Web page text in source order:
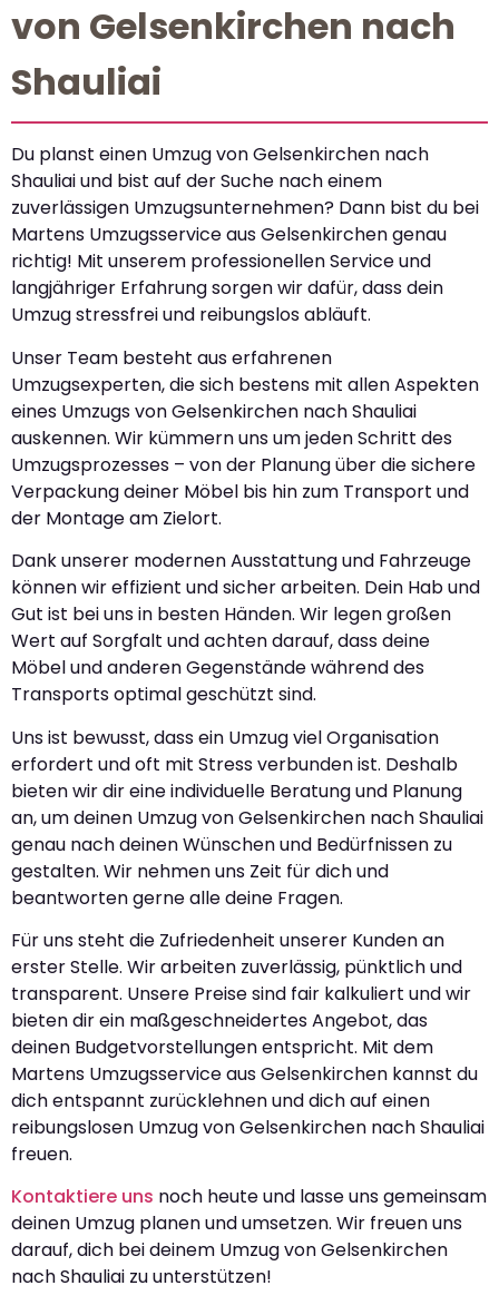
von Gelsenkirchen nach
Shauliai
Du planst einen Umzug von Gelsenkirchen nach
Shauliai und bist auf der Suche nach einem
zuverlässigen Umzugsunternehmen? Dann bist du bei
Martens Umzugsservice aus Gelsenkirchen genau
richtig! Mit unserem professionellen Service und
langjähriger Erfahrung sorgen wir dafür, dass dein
Umzug stressfrei und reibungslos abläuft.
Unser Team besteht aus erfahrenen
Umzugsexperten, die sich bestens mit allen Aspekten
eines Umzugs von Gelsenkirchen nach Shauliai
auskennen. Wir kümmern uns um jeden Schritt des
Umzugsprozesses – von der Planung über die sichere
Verpackung deiner Möbel bis hin zum Transport und
der Montage am Zielort.
Dank unserer modernen Ausstattung und Fahrzeuge
können wir effizient und sicher arbeiten. Dein Hab und
Gut ist bei uns in besten Händen. Wir legen großen
Wert auf Sorgfalt und achten darauf, dass deine
Möbel und anderen Gegenstände während des
Transports optimal geschützt sind.
Uns ist bewusst, dass ein Umzug viel Organisation
erfordert und oft mit Stress verbunden ist. Deshalb
bieten wir dir eine individuelle Beratung und Planung
an, um deinen Umzug von Gelsenkirchen nach Shauliai
genau nach deinen Wünschen und Bedürfnissen zu
gestalten. Wir nehmen uns Zeit für dich und
beantworten gerne alle deine Fragen.
Für uns steht die Zufriedenheit unserer Kunden an
erster Stelle. Wir arbeiten zuverlässig, pünktlich und
transparent. Unsere Preise sind fair kalkuliert und wir
bieten dir ein maßgeschneidertes Angebot, das
deinen Budgetvorstellungen entspricht. Mit dem
Martens Umzugsservice aus Gelsenkirchen kannst du
dich entspannt zurücklehnen und dich auf einen
reibungslosen Umzug von Gelsenkirchen nach Shauliai
freuen.
Kontaktiere uns noch heute und lasse uns gemeinsam
deinen Umzug planen und umsetzen. Wir freuen uns
darauf, dich bei deinem Umzug von Gelsenkirchen
nach Shauliai zu unterstützen!